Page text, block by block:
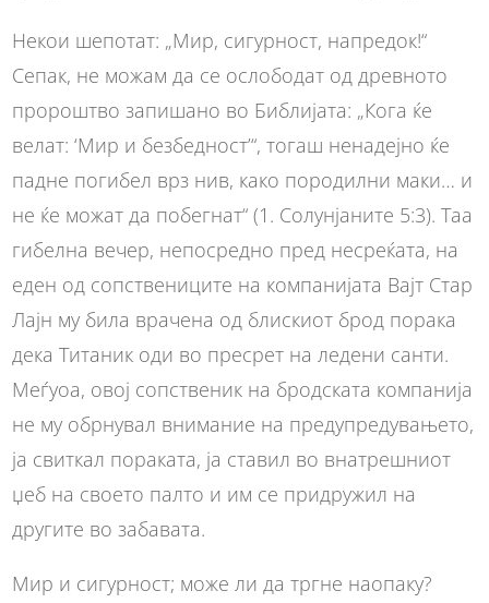
Некои шепотат: „Мир, сигурност, напредок!“
Сепак, не можам да се ослободат од древното
пророштво запишано во Библијата: „Кога ќе
велат: ‘Мир и безбедност’“, тогаш ненадејно ќе
падне погибел врз нив, како породилни маки… и
не ќе можат да побегнат“ (1. Солунјаните 5:3). Таа
гибелна вечер, непосредно пред несреќата, на
еден од сопствениците на компанијата Вајт Стар
Лајн му била врачена од блискиот брод порака
дека Титаник оди во пресрет на ледени санти.
Меѓуоа, овој сопственик на бродската компанија
не му обрнувал внимание на предупредувањето,
ја свиткал пораката, ја ставил во внатрешниот
џеб на своето палто и им се придружил на
другите во забавата.
Мир и сигурност; може ли да тргне наопаку?